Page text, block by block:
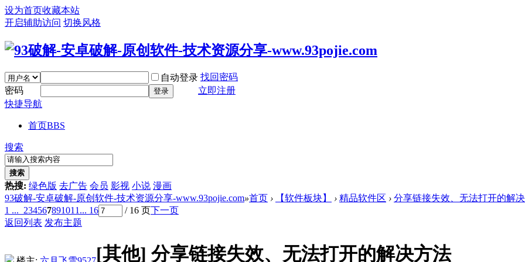
设为首页收藏本站
开启辅助访问 切换风格
自动登录 找回密码
密码
登录
立即注册
快捷导航
首页BBS
搜索
搜索
热搜: 绿色版 去广告 会员 影视 小说 漫画
93破解-安卓破解-原创软件-技术资源分享-www.93pojie.com»首页 › 【软件板块】 › 精品软件区 › 分享链接失效、无法打开的解
1 ... 234567891011 ... 16 / 16 页下一页
返回列表 发布主题
[其他] 分享链接失效、无法打开的解决方法